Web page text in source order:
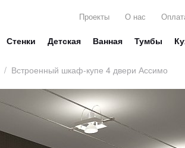
Проекты О нас
Стенки Детская Ванная Тумбы
/ Встроенный шкаф-купе 4 двери Ассимо